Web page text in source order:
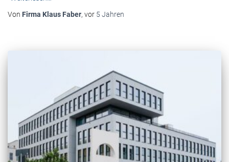
Von Firma Klaus Faber, vor 5 Jahren